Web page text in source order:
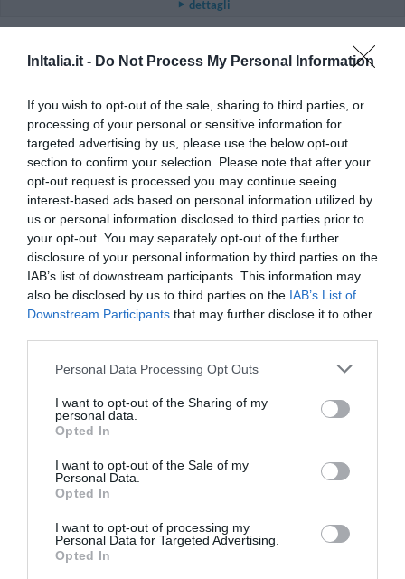
InItalia.it - Do Not Process My Personal Information
If you wish to opt-out of the sale, sharing to third parties, or
processing of your personal or sensitive information for
targeted advertising by us, please use the below opt-out
section to confirm your selection. Please note that after your
opt-out request is processed you may continue seeing
interest-based ads based on personal information utilized by
us or personal information disclosed to third parties prior to
your opt-out. You may separately opt-out of the further
disclosure of your personal information by third parties on the
IAB’s list of downstream participants. This information may
also be disclosed by us to third parties on the IAB’s List of
Downstream Participants that may further disclose it to other
Personal Data Processing Opt Outs
I want to opt-out of the Sharing of my
personal data.
Opted In
I want to opt-out of the Sale of my
Personal Data.
Opted In
I want to opt-out of processing my
Personal Data for Targeted Advertising.
Opted In
dettagli
Russia
Coppia età media superiore ai 35 anni
8
Ritornerebbe in questo hotel?
SI
dettagli
Andrey
Maggio 2015
Coppia età media superiore ai 35 anni
OTTIMO
8/10
Ritornerebbe in questo hotel?
SI
dettagli
Coppia età media superiore ai 35 anni
/10
Anonimo
Viaggiatore Singolo Business
8.6/10